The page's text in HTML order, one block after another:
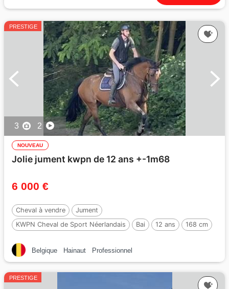
PRESTIGE
3 2
NOUVEAU
Jolie jument kwpn de 12 ans +-1m68
6 000 €
Cheval à vendre
Jument
KWPN Cheval de Sport Néerlandais
Bai 12 ans 168 cm
Belgique Hainaut Professionnel
PRESTIGE